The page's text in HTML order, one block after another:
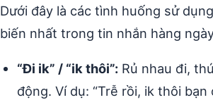
Dưới đây là các tình huống sử
biến nhất trong tin nhắn hàng
“Đi ik” / “ik thôi”: Rủ nhau đi,
động. Ví dụ: “Trễ rồi, ik thôi bạn